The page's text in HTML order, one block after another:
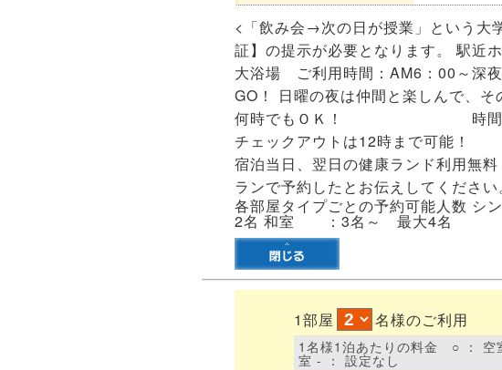
<「飲み会→次の日が授業」という大
証】の提示が必要となります。 駅近
大浴場 ご利用時間：AM6：00～深
GO！ 日曜の夜は仲間と楽しんで、
何時でもＯＫ！ 時間気にせ
チェックアウトは12時まで
宿泊当日、翌日の健康ランド利用無
ランで予約したとお伝えしてください
各部屋タイプごとの予約可能人数
2名 和室 ：3名～ 最大4名
1部屋 名様のご利用
1名様1泊あたりの料金 ○ ：
室 - ： 設定なし